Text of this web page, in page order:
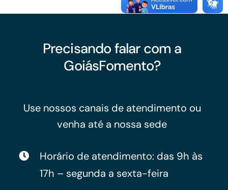
Precisando falar com a
GoiásFomento?
Use nossos canais de atendimento ou
venha até a nossa sede
Horário de atendimento: das 9h às
17h – segunda a sexta-feira